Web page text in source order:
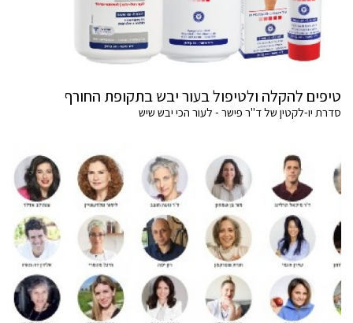
טיפים להקלה ולטיפול בעור יבש בתקופת החורף
סדרת יו-לקטין של ד"ר פישר - לעור הכי יבש שיש